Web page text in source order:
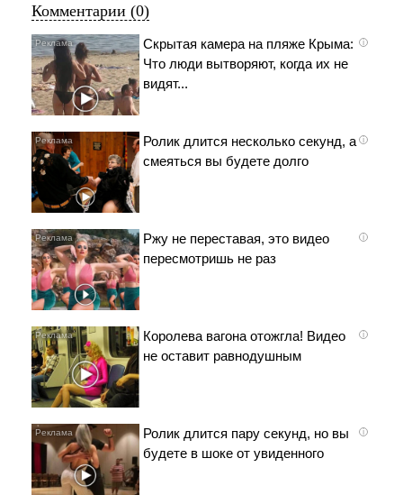
Комментарии (0)
i
Скрытая камера на пляже Крыма:
Что люди вытворяют, когда их не
видят...
i
Ролик длится несколько секунд, а
смеяться вы будете долго
i
Ржу не переставая, это видео
пересмотришь не раз
i
Королева вагона отожгла! Видео
не оставит равнодушным
i
Ролик длится пару секунд, но вы
будете в шоке от увиденного